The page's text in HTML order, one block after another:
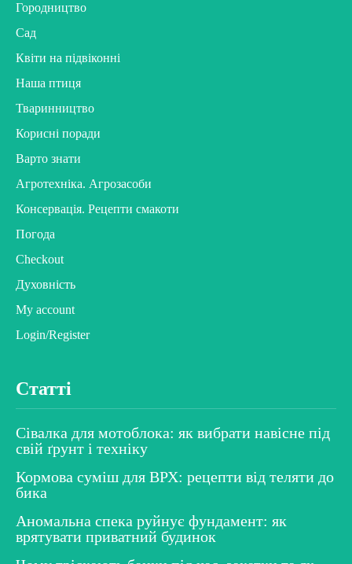
Городництво
Сад
Квіти на підвіконні
Наша птиця
Тваринництво
Корисні поради
Варто знати
Агротехніка. Агрозасоби
Консервація. Рецепти смакоти
Погода
Checkout
Духовність
My account
Login/Register
Статті
Сівалка для мотоблока: як вибрати навісне під
свій ґрунт і техніку
Кормова суміш для ВРХ: рецепти від теляти до
бика
Аномальна спека руйнує фундамент: як
врятувати приватний будинок